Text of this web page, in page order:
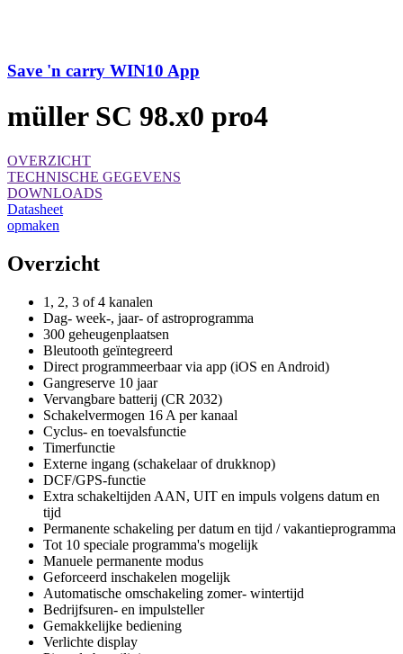
Save 'n carry WIN10 App
müller SC 98.x0 pro4
OVERZICHT
TECHNISCHE GEGEVENS
DOWNLOADS
Datasheet
opmaken
Overzicht
1, 2, 3 of 4 kanalen
Dag- week-, jaar- of astroprogramma
300 geheugenplaatsen
Bleutooth geïntegreerd
Direct programmeerbaar via app (iOS en Android)
Gangreserve 10 jaar
Vervangbare batterij (CR 2032)
Schakelvermogen 16 A per kanaal
Cyclus- en toevalsfunctie
Timerfunctie
Externe ingang (schakelaar of drukknop)
DCF/GPS-functie
Extra schakeltijden AAN, UIT en impuls volgens datum en
tijd
Permanente schakeling per datum en tijd / vakantieprogramma
Tot 10 speciale programma's mogelijk
Manuele permanente modus
Geforceerd inschakelen mogelijk
Automatische omschakeling zomer- wintertijd
Bedrijfsuren- en impulsteller
Gemakkelijke bediening
Verlichte display